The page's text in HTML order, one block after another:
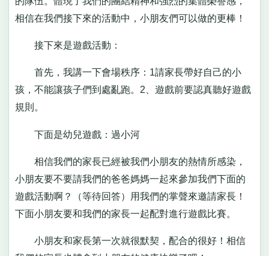
相信在我們接下來的活動中，小朋友們可以做的更棒！
接下來是遊戲活動：
首先，我講一下會場秩序：1請家長帶好自己的小
孩，不能讓孩子們到處亂跑。2、遊戲前要認真聽好遊戲
規則。
下面是幼兒遊戲：過小河
相信我們的家長已經被我們小朋友的熱情所感染，
小朋友要不要請我們的爸爸媽媽一起來參加我們下面的
遊戲活動啊？（等待回答）用我們的掌聲來邀請家長！
下面小朋友要和我們的家長一起配對進行遊戲比賽。
小朋友和家長第一次就很默契，配合的很好！相信